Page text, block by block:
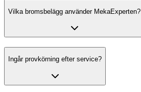
Vilka bromsbelägg använder MekaExperten?
Ingår provkörning efter service?